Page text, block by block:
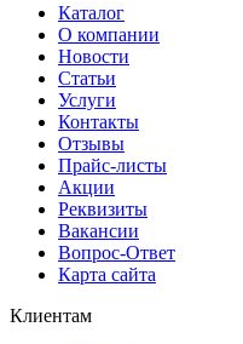
Каталог
О компании
Новости
Статьи
Услуги
Контакты
Отзывы
Прайс-листы
Акции
Реквизиты
Вакансии
Вопрос-Ответ
Карта сайта
Клиентам